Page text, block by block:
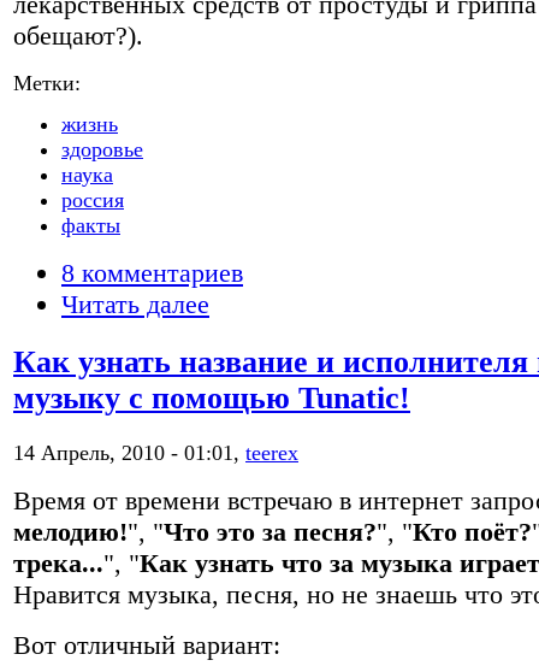
обещают?).
Метки:
жизнь
здоровье
наука
россия
факты
8 комментариев
Читать далее
Как узнать название и
музыку с помощью Tunatic!
14 Апрель, 2010 - 01:01, teerex
Время от времени встречаю в интернет
мелодию!", "Что это за песня?", "Кто поёт?
трека...", "Как узнать что за музыка
Нравится музыка, песня, но не знаешь что
Вот отличный вариант: